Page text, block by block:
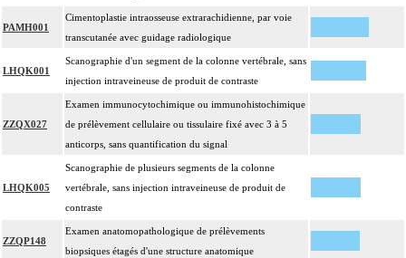
PAMH001
Cimentoplastie intraosseuse extrarachidienne, par voie
transcutanée avec guidage radiologique
LHQK001
Scanographie d'un segment de la colonne vertébrale, sans
injection intraveineuse de produit de contraste
ZZQX027
Examen immunocytochimique ou immunohistochimique
de prélèvement cellulaire ou tissulaire fixé avec 3 à 5
anticorps, sans quantification du signal
LHQK005
Scanographie de plusieurs segments de la colonne
vertébrale, sans injection intraveineuse de produit de
contraste
ZZQP148
Examen anatomopathologique de prélèvements
biopsiques étagés d'une structure anatomique